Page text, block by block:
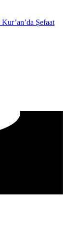
Kur’an’da Şefaat